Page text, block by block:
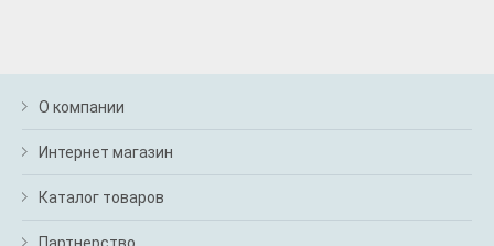
О компании
Интернет магазин
Каталог товаров